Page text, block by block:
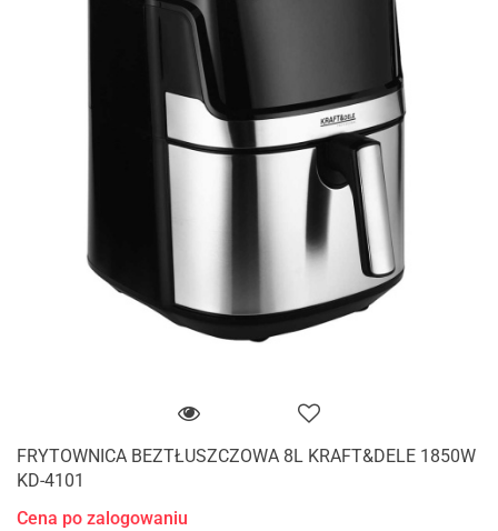
FRYTOWNICA BEZTŁUSZCZOWA 8L KRAFT&DELE 1850W
KD-4101
Cena po zalogowaniu